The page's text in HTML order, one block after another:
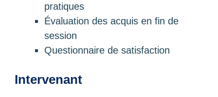
pratiques
Évaluation des acquis en fin de
session
Questionnaire de satisfaction
Intervenant